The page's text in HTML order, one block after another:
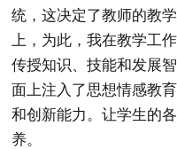
统，这决定了教师的教
上，为此，我在教学工
传授知识、技能和发展
面上注入了思想情感教
和创新能力。让学生的
养。